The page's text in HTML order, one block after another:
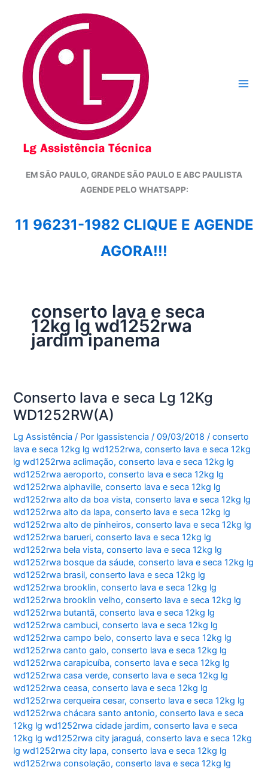
conteúdo
EM SÃO PAULO, GRANDE SÃO PAULO E ABC PAULISTA
AGENDE PELO WHATSAPP:
11 96231-1982 CLIQUE E AGENDE
AGORA!!!
conserto lava e seca
12kg lg wd1252rwa
jardim ipanema
Conserto lava e seca Lg 12Kg
WD1252RW(A)
Lg Assistência / Por lgassistencia/09/03/2018 /conserto
lava e seca 12kg lg wd1252rwa,conserto lava e seca 12kg
lg wd1252rwa aclimação,conserto lava e seca 12kg lg
wd1252rwa aeroporto,conserto lava e seca 12kg lg
wd1252rwa alphaville,conserto lava e seca 12kg lg
wd1252rwa alto da boa vista,conserto lava e seca 12kg lg
wd1252rwa alto da lapa,conserto lava e seca 12kg lg
wd1252rwa alto de pinheiros,conserto lava e seca 12kg lg
wd1252rwa barueri,conserto lava e seca 12kg lg
wd1252rwa bela vista,conserto lava e seca 12kg lg
wd1252rwa bosque da sáude,conserto lava e seca 12kg lg
wd1252rwa brasil,conserto lava e seca 12kg lg
wd1252rwa brooklin,conserto lava e seca 12kg lg
wd1252rwa brooklin velho,conserto lava e seca 12kg lg
wd1252rwa butantã,conserto lava e seca 12kg lg
wd1252rwa cambuci,conserto lava e seca 12kg lg
wd1252rwa campo belo,conserto lava e seca 12kg lg
wd1252rwa canto galo,conserto lava e seca 12kg lg
wd1252rwa carapicuíba,conserto lava e seca 12kg lg
wd1252rwa casa verde,conserto lava e seca 12kg lg
wd1252rwa ceasa,conserto lava e seca 12kg lg
wd1252rwa cerqueira cesar,conserto lava e seca 12kg lg
wd1252rwa chácara santo antonio,conserto lava e seca
12kg lg wd1252rwa cidade jardim,conserto lava e seca
12kg lg wd1252rwa city jaraguá,conserto lava e seca 12kg
lg wd1252rwa city lapa,conserto lava e seca 12kg lg
wd1252rwa consolação,conserto lava e seca 12kg lg